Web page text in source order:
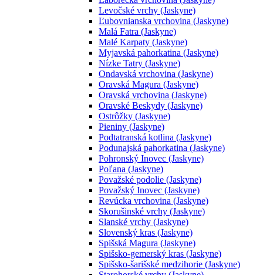
Levočské vrchy (Jaskyne)
Ľubovnianska vrchovina (Jaskyne)
Malá Fatra (Jaskyne)
Malé Karpaty (Jaskyne)
Myjavská pahorkatina (Jaskyne)
Nízke Tatry (Jaskyne)
Ondavská vrchovina (Jaskyne)
Oravská Magura (Jaskyne)
Oravská vrchovina (Jaskyne)
Oravské Beskydy (Jaskyne)
Ostrôžky (Jaskyne)
Pieniny (Jaskyne)
Podtatranská kotlina (Jaskyne)
Podunajská pahorkatina (Jaskyne)
Pohronský Inovec (Jaskyne)
Poľana (Jaskyne)
Považské podolie (Jaskyne)
Považský Inovec (Jaskyne)
Revúcka vrchovina (Jaskyne)
Skorušinské vrchy (Jaskyne)
Slanské vrchy (Jaskyne)
Slovenský kras (Jaskyne)
Spišská Magura (Jaskyne)
Spišsko-gemerský kras (Jaskyne)
Spišsko-šarišské medzihorie (Jaskyne)